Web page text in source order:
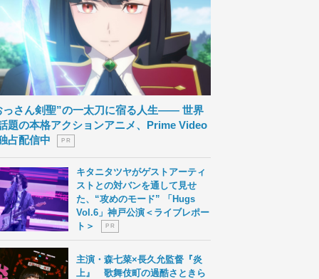
っさん剣聖”の一太刀に宿る人生―― 世界
題の本格アクションアニメ、Prime Video
占配信中
P R
キタニタツヤがゲストアーティ
ストとの対バンを通して見せ
た、“攻めのモード” 「Hugs
Vol.6」神戸公演＜ライブレポー
ト＞
P R
主演・森七菜×長久允監督『炎
上』 歌舞伎町の過酷さときら